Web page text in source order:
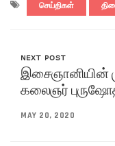
செய்திகள்
NEXT POST
இசைஞானியின்
கலைஞர்
MAY 20, 2020